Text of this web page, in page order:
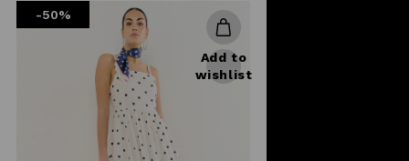
-50%
Add to
wishlist